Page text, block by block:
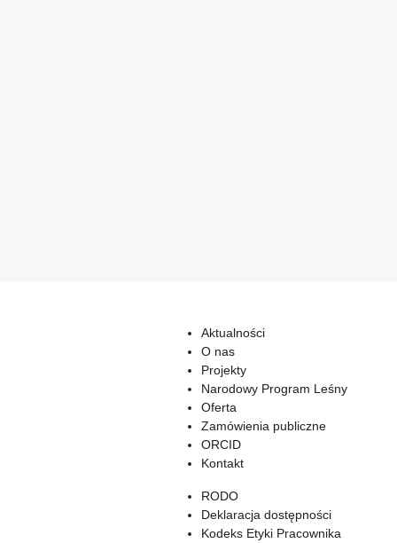
Aktualności
O nas
Projekty
Narodowy Program Leśny
Oferta
Zamówienia publiczne
ORCID
Kontakt
RODO
Deklaracja dostępności
Kodeks Etyki Pracownika